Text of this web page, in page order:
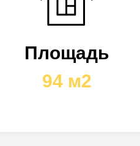
Площадь
94 м2